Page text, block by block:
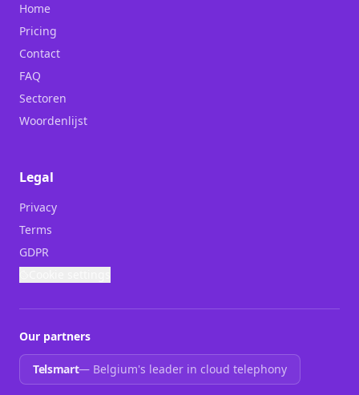
Home
Pricing
Contact
FAQ
Sectoren
Woordenlijst
Legal
Privacy
Terms
GDPR
Our partners
Telsmart— Belgium's leader in cloud telephony